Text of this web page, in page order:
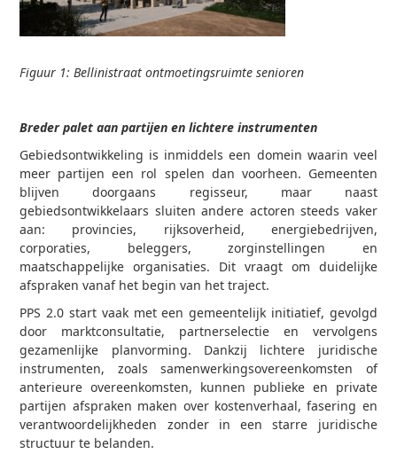
Figuur 1: Bellinistraat ontmoetingsruimte senioren
Breder palet aan partijen en lichtere instrumenten
Gebiedsontwikkeling is inmiddels een domein waarin veel
meer partijen een rol spelen dan voorheen. Gemeenten
blijven doorgaans regisseur, maar naast
gebiedsontwikkelaars sluiten andere actoren steeds vaker
aan: provincies, rijksoverheid, energiebedrijven,
corporaties, beleggers, zorginstellingen en
maatschappelijke organisaties. Dit vraagt om duidelijke
afspraken vanaf het begin van het traject.
PPS 2.0 start vaak met een gemeentelijk initiatief, gevolgd
door marktconsultatie, partnerselectie en vervolgens
gezamenlijke planvorming. Dankzij lichtere juridische
instrumenten, zoals samenwerkingsovereenkomsten of
anterieure overeenkomsten, kunnen publieke en private
partijen afspraken maken over kostenverhaal, fasering en
verantwoordelijkheden zonder in een starre juridische
structuur te belanden.